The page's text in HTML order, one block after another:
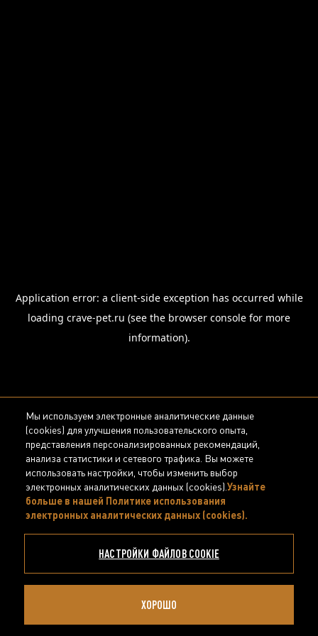
Application error: a client-side exception has occurred while
loading crave-pet.ru (see the browser console for more
information).
Мы используем электронные аналитические данные
(cookies) для улучшения пользовательского опыта,
представления персонализированных рекомендаций,
анализа статистики и сетевого трафика. Вы можете
использовать настройки, чтобы изменить выбор
электронных аналитических данных (cookies).Узнайте
больше в нашей Политике использования
электронных аналитических данных (cookies).
НАСТРОЙКИ ФАЙЛОВ COOKIE
ХОРОШО